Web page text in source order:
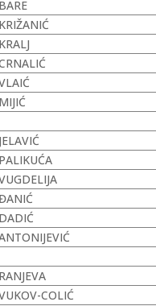
BARE
KRIŽANIĆ
KRALJ
MIJIĆ
JELAVIĆ
PALIKUĆA
DADIĆ
RANJEVA
COLIĆ